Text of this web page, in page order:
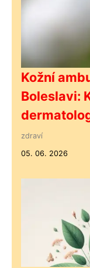
Kožní
Boleslavi:
zdraví
05. 06. 2026